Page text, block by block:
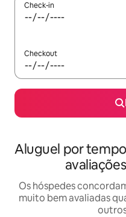
Check-in
Checkout
Aluguel por
Os hóspedes
muito bem avaliadas